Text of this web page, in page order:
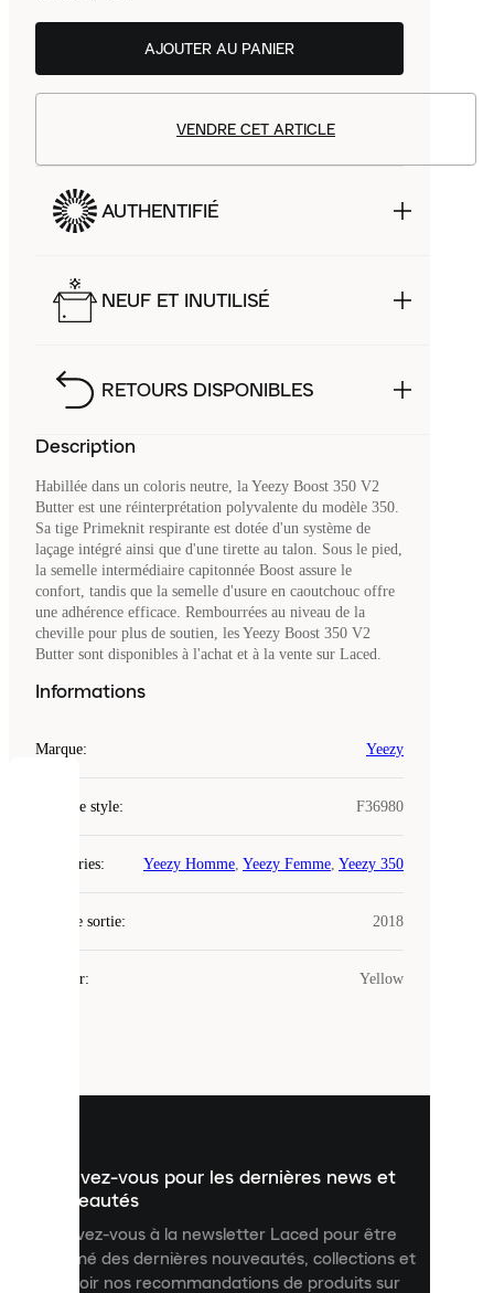
AJOUTER AU PANIER
VENDRE CET ARTICLE
AUTHENTIFIÉ
NEUF ET INUTILISÉ
RETOURS DISPONIBLES
Description
Habillée dans un coloris neutre, la Yeezy Boost 350 V2
Butter est une réinterprétation polyvalente du modèle 350.
Sa tige Primeknit respirante est dotée d'un système de
laçage intégré ainsi que d'une tirette au talon. Sous le pied,
la semelle intermédiaire capitonnée Boost assure le
confort, tandis que la semelle d'usure en caoutchouc offre
une adhérence efficace. Rembourrées au niveau de la
cheville pour plus de soutien, les Yeezy Boost 350 V2
Butter sont disponibles à l'achat et à la vente sur Laced.
Informations
Marque: Yeezy
Code de style: F36980
Catégories: Yeezy Homme, Yeezy Femme, Yeezy 350
Date de sortie: 2018
Couleur: Yellow
Inscrivez-vous pour les dernières news et
nouveautés
Inscrivez-vous à la newsletter Laced pour être
informé des dernières nouveautés, collections et
recevoir nos recommandations de produits sur
COOKIES
Laced
cookies.
contenu
personnalisé
améliorer
votre
expérience